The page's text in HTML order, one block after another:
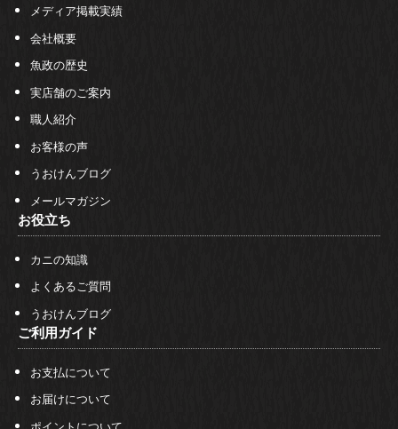
メディア掲載実績
会社概要
魚政の歴史
実店舗のご案内
職人紹介
お客様の声
うおけんブログ
メールマガジン
お役立ち
カニの知識
よくあるご質問
うおけんブログ
ご利用ガイド
お支払について
お届けについて